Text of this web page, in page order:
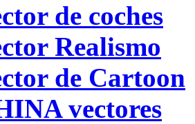
de coches
Realismo
de Cartoon
vectores